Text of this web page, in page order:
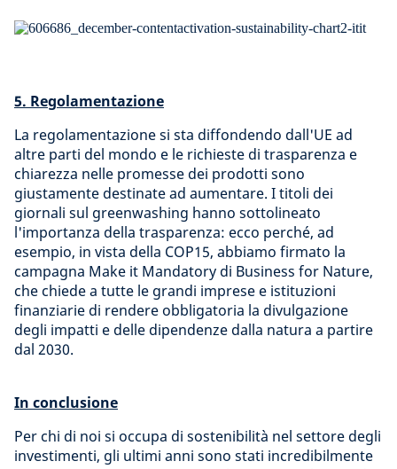
5. Regolamentazione
La regolamentazione si sta diffondendo dall'UE ad
altre parti del mondo e le richieste di trasparenza e
chiarezza nelle promesse dei prodotti sono
giustamente destinate ad aumentare. I titoli dei
giornali sul greenwashing hanno sottolineato
l'importanza della trasparenza: ecco perché, ad
esempio, in vista della COP15, abbiamo firmato la
campagna Make it Mandatory di Business for Nature,
che chiede a tutte le grandi imprese e istituzioni
finanziarie di rendere obbligatoria la divulgazione
degli impatti e delle dipendenze dalla natura a partire
dal 2030.
In conclusione
Per chi di noi si occupa di sostenibilità nel settore degli
investimenti, gli ultimi anni sono stati incredibilmente